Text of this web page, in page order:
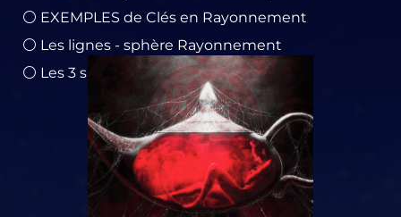
⚪ EXEMPLES de Clés en Rayonnement
⚪ Les lignes - sphère Rayonnement
⚪ Les 3 spectres de fréquences de la Clé